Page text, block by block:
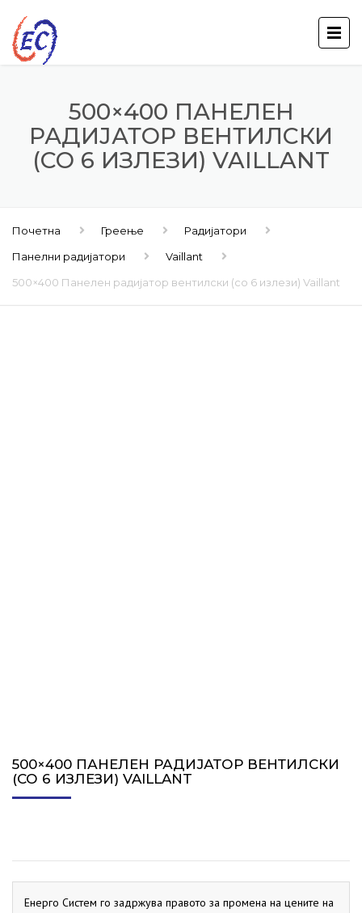
500×400 ПАНЕЛЕН
РАДИЈАТОР ВЕНТИЛСКИ
(СО 6 ИЗЛЕЗИ) VAILLANT
Почетна Греење
Радијатори
Панелни радијатори
Vaillant
500×400 Панелен радијатор вентилски (со 6 излези) Vaillant
500×400 ПАНЕЛЕН РАДИЈАТОР ВЕНТИЛСКИ
(СО 6 ИЗЛЕЗИ) VAILLANT
Енерго Систем го задржува правото за промена на цените на